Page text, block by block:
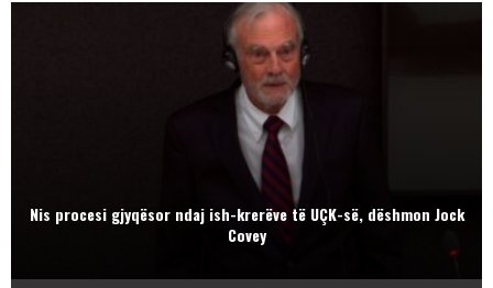
Nis procesi gjyqësor ndaj ish-krerëve të UÇK-së, dëshmon Jock
Covey